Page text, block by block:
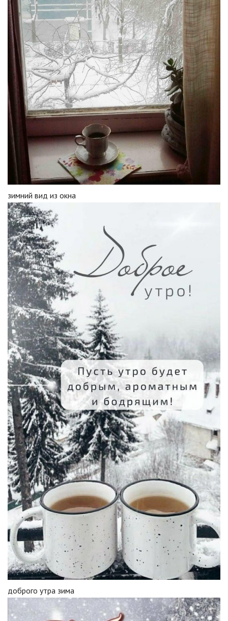
зимний вид из окна
доброго утра зима